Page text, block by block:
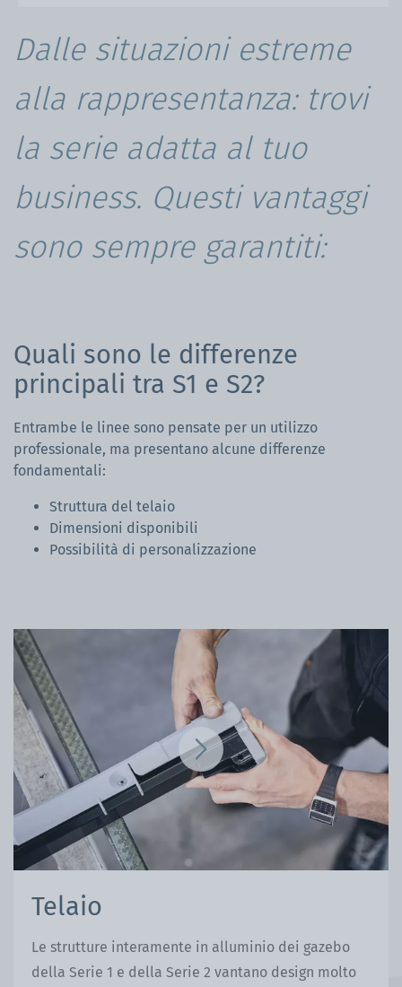
Dalle situazioni estreme
alla rappresentanza: trovi
la serie adatta al tuo
business. Questi vantaggi
sono sempre garantiti:
Quali sono le differenze
principali tra S1 e S2?
Entrambe le linee sono pensate per un utilizzo
professionale, ma presentano alcune differenze
fondamentali:
Struttura del telaio
Dimensioni disponibili
Possibilità di personalizzazione
Telaio
Le strutture interamente in alluminio dei gazebo
della Serie 1 e della Serie 2 vantano design molto